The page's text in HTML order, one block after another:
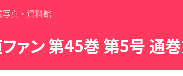
写真・資料館
ァン 第45巻 第5号 通